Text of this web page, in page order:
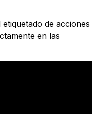
de acciones
en las